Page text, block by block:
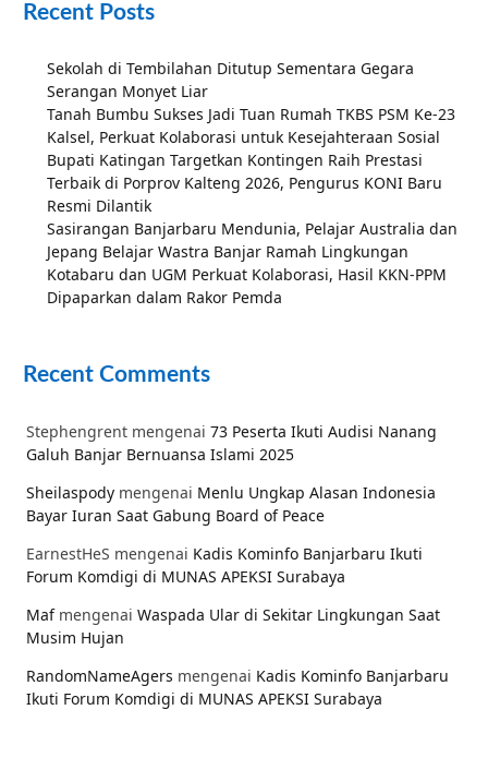
Recent Posts
Sekolah di Tembilahan Ditutup Sementara Gegara
Serangan Monyet Liar
Tanah Bumbu Sukses Jadi Tuan Rumah TKBS PSM Ke-23
Kalsel, Perkuat Kolaborasi untuk Kesejahteraan Sosial
Bupati Katingan Targetkan Kontingen Raih Prestasi
Terbaik di Porprov Kalteng 2026, Pengurus KONI Baru
Resmi Dilantik
Sasirangan Banjarbaru Mendunia, Pelajar Australia dan
Jepang Belajar Wastra Banjar Ramah Lingkungan
Kotabaru dan UGM Perkuat Kolaborasi, Hasil KKN-PPM
Dipaparkan dalam Rakor Pemda
Recent Comments
Stephengrent mengenai 73 Peserta Ikuti Audisi Nanang
Galuh Banjar Bernuansa Islami 2025
Sheilaspody mengenai Menlu Ungkap Alasan Indonesia
Bayar Iuran Saat Gabung Board of Peace
EarnestHeS mengenai Kadis Kominfo Banjarbaru Ikuti
Forum Komdigi di MUNAS APEKSI Surabaya
Mafmengenai Waspada Ular di Sekitar Lingkungan Saat
Musim Hujan
RandomNameAgers mengenai Kadis Kominfo Banjarbaru
Ikuti Forum Komdigi di MUNAS APEKSI Surabaya